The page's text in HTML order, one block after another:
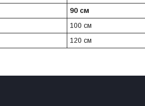
90 см
100 см
120 см